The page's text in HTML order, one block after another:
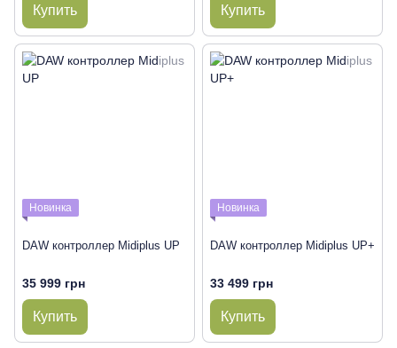
Купить Купить
Новинка
DAW контроллер Midiplus UP
35 999 грн
Купить
Новинка
DAW контроллер Midiplus UP+
33 499 грн
Купить